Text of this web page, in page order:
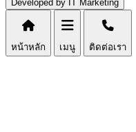
Developed by IT Marketing
หน้าหลัก เมนู ติดต่อเรา